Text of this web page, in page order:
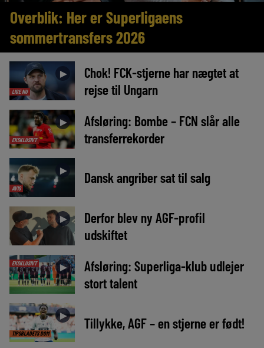
Overblik: Her er Superligaens
sommertransfers 2026
LIGE NU
►
Chok! FCK-stjerne har nægtet at
rejse til Ungarn
EKSKLUSIVT
►
Afsløring: Bombe – FCN slår alle
transferrekorder
AVIS
► Dansk angriber sat til salg
►
Derfor blev ny AGF-profil
udskiftet
EKSKLUSIVT ►
Afsløring: Superliga-klub udlejer
stort talent
TIPSBLADETS DOM
► Tillykke, AGF – en stjerne er født!